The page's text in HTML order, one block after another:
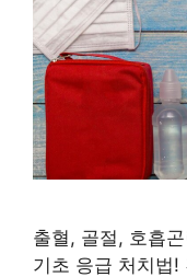
출혈, 골절, 호흡
기초 응급 처치법!